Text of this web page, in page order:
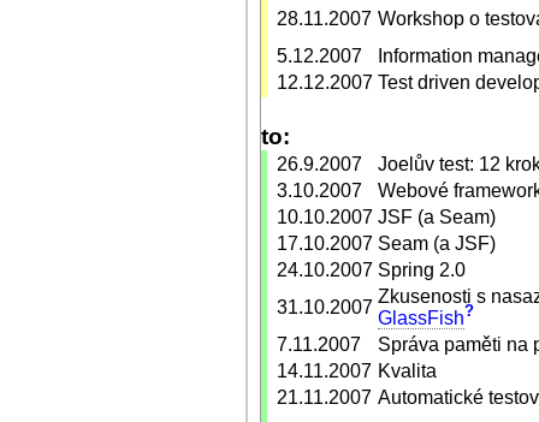
28.11.2007 Workshop o
5.12.2007
Information
12.12.2007 Test driven
to:
26.9.2007
Joelův test: 12
3.10.2007
Webové
10.10.2007 JSF (a Seam)
17.10.2007 Seam (a JSF)
24.10.2007 Spring 2.0
31.10.2007
Zkusenosti s
GlassFish?
7.11.2007
Správa paměti na
14.11.2007 Kvalita
21.11.2007 Automatické